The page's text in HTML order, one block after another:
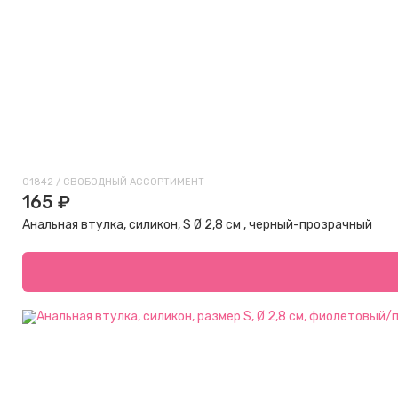
01842 / СВОБОДНЫЙ АССОРТИМЕНТ
165 ₽
Анальная втулка, силикон, S Ø 2,8 см , черный-прозрачный